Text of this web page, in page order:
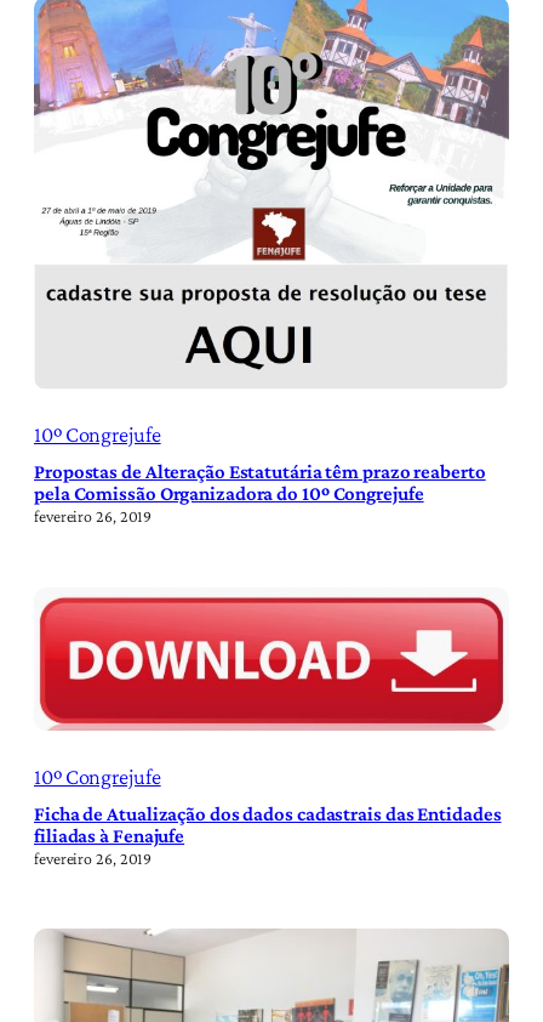
10º Congrejufe
Propostas de Alteração Estatutária têm prazo reaberto
pela Comissão Organizadora do 10º Congrejufe
fevereiro 26, 2019
10º Congrejufe
Ficha de Atualização dos dados cadastrais das Entidades
filiadas à Fenajufe
fevereiro 26, 2019